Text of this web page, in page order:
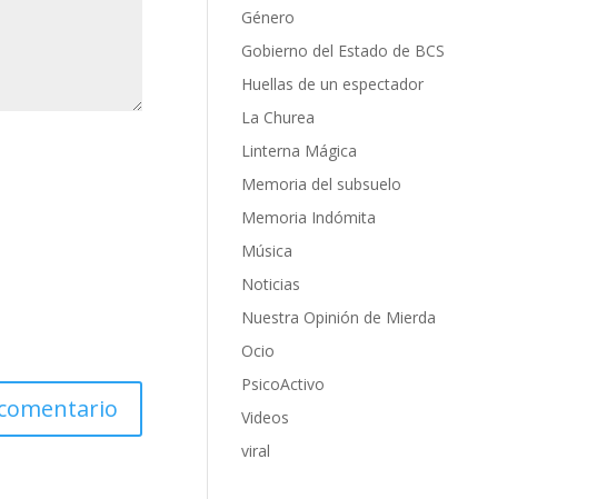
Género
Gobierno del Estado de BCS
Huellas de un espectador
La Churea
Linterna Mágica
Memoria del subsuelo
Memoria Indómita
Música
Noticias
Nuestra Opinión de Mierda
Ocio
PsicoActivo
Videos
viral